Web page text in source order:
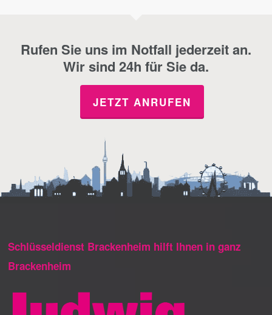
Rufen Sie uns im Notfall jederzeit an.
Wir sind 24h für Sie da.
JETZT ANRUFEN
Schlüsseldienst Brackenheim hilft Ihnen in ganz
Brackenheim